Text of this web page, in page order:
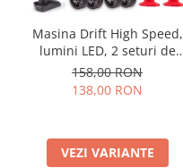
Masina Drift High Speed,
lumini LED, 2 seturi de
Anvelope, pentru Copii +8
ani si Adulti , acumulator
158,00 RON
138,00 RON
VEZI VARIANTE